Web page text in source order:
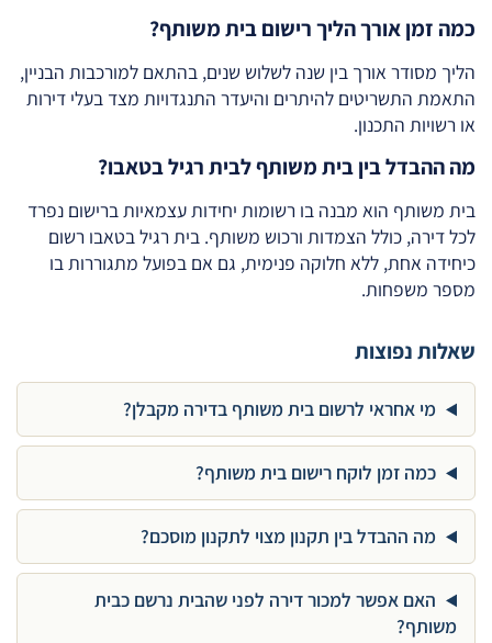
כמה זמן אורך הליך רישום בית משותף?
הליך מסודר אורך בין שנה לשלוש שנים, בהתאם למורכבות הבניין,
התאמת התשריטים להיתרים והיעדר התנגדויות מצד בעלי דירות
או רשויות התכנון.
מה ההבדל בין בית משותף לבית רגיל בטאבו?
בית משותף הוא מבנה בו רשומות יחידות עצמאיות ברישום נפרד
לכל דירה, כולל הצמדות ורכוש משותף. בית רגיל בטאבו רשום
כיחידה אחת, ללא חלוקה פנימית, גם אם בפועל מתגוררות בו
מספר משפחות.
שאלות נפוצות
מי אחראי לרשום בית משותף בדירה מקבלן?
כמה זמן לוקח רישום בית משותף?
מה ההבדל בין תקנון מצוי לתקנון מוסכם?
האם אפשר למכור דירה לפני שהבית נרשם כבית
משותף?